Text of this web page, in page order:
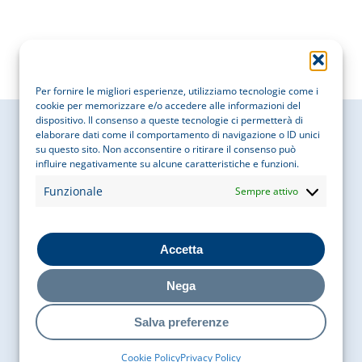
Per fornire le migliori esperienze, utilizziamo tecnologie come i
cookie per memorizzare e/o accedere alle informazioni del
dispositivo. Il consenso a queste tecnologie ci permetterà di
elaborare dati come il comportamento di navigazione o ID unici
su questo sito. Non acconsentire o ritirare il consenso può
influire negativamente su alcune caratteristiche e funzioni.
Funzionale Sempre attivo
Accetta
Nega
Salva preferenze
Cookie PolicyPrivacy Policy
Cobaty Italia
Via Bigli 15, 20121, Milano
P. IVA
97087610156
Contatti